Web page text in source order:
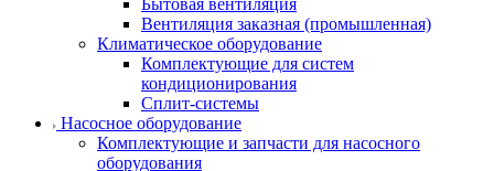
Бытовая вентиляция
Вентиляция заказная (промышленная)
Климатическое оборудование
Комплектующие для систем
кондиционирования
Сплит-системы
Насосное оборудование
Комплектующие и запчасти для насосного
оборудования